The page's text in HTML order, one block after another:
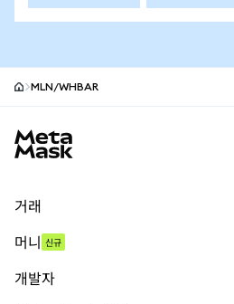
MLN/WHBAR
거래
무기한 선물
머니 신규
개발자